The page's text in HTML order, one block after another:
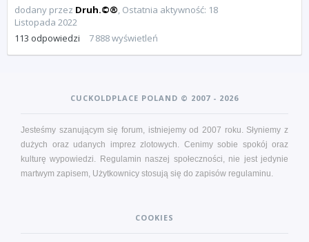
dodany przez Druh.©®, Ostatnia aktywność: 18
Listopada 2022
113 odpowiedzi 7 888wyświetleń
CUCKOLDPLACE POLAND © 2007 - 2026
Jesteśmy szanującym się forum, istniejemy od 2007 roku. Słyniemy z
dużych oraz udanych imprez zlotowych. Cenimy sobie spokój oraz
kulturę wypowiedzi. Regulamin naszej społeczności, nie jest jedynie
martwym zapisem, Użytkownicy stosują się do zapisów regulaminu.
COOKIES